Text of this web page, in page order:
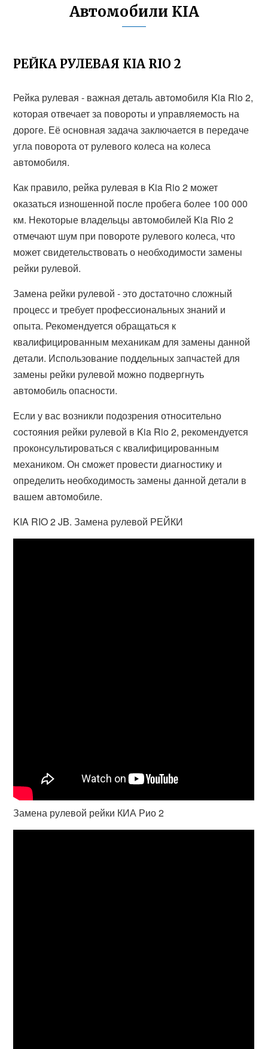
Автомобили KIA
РЕЙКА РУЛЕВАЯ KIA RIO 2
Рейка рулевая - важная деталь автомобиля Kia Rio 2,
которая отвечает за повороты и управляемость на
дороге. Её основная задача заключается в передаче
угла поворота от рулевого колеса на колеса
автомобиля.
Как правило, рейка рулевая в Kia Rio 2 может
оказаться изношенной после пробега более 100 000
км. Некоторые владельцы автомобилей Kia Rio 2
отмечают шум при повороте рулевого колеса, что
может свидетельствовать о необходимости замены
рейки рулевой.
Замена рейки рулевой - это достаточно сложный
процесс и требует профессиональных знаний и
опыта. Рекомендуется обращаться к
квалифицированным механикам для замены данной
детали. Использование поддельных запчастей для
замены рейки рулевой можно подвергнуть
автомобиль опасности.
Если у вас возникли подозрения относительно
состояния рейки рулевой в Kia Rio 2, рекомендуется
проконсультироваться с квалифицированным
механиком. Он сможет провести диагностику и
определить необходимость замены данной детали в
вашем автомобиле.
KIA RIO 2 JB. Замена рулевой РЕЙКИ
Замена рулевой рейки КИА Рио 2